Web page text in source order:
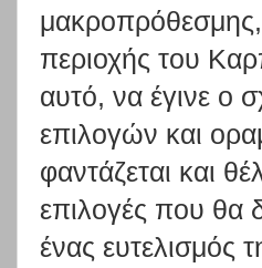
μακροπρόθεσμης,
περιοχής του
αυτό, να έγινε ο
επιλογών και
φαντάζεται και
επιλογές που θα
ένας ευτελισμός